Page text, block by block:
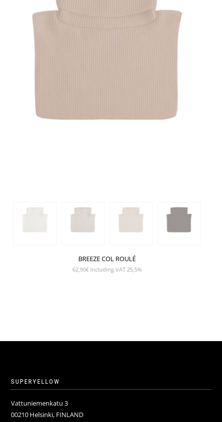
BREEZE COL ROULÉ
62,90€ Including VAT 25,5%
SUPERYELLOW
Vattuniemenkatu 3
00210 Helsinki, FINLAND